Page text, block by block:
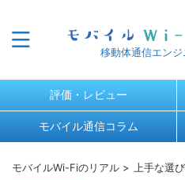
移動体通信エン
評価・レビュー
モバイル通信コラム
モバイルWi-Fiのリアル > 上手な選